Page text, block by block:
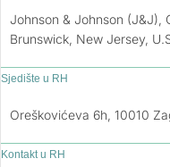
Johnson & Johnson (J&J),
Brunswick, New Jersey,
Sjedište u RH
Oreškovićeva 6h, 10010
Kontakt u RH